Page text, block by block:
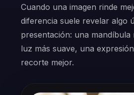
Cuando una imagen rinde
diferencia suele revelar algo
presentación: una mandíbula
luz más suave, una
recorte mejor.